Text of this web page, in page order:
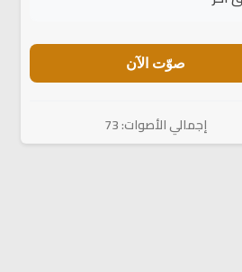
صوّت الآن
إجمالي الأصوات: 73